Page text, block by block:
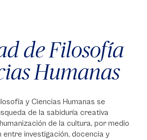
de Filosofía
Humanas
y Ciencias Humanas se
de la sabiduría creativa
de la cultura, por medio
entre investigación, docencia y